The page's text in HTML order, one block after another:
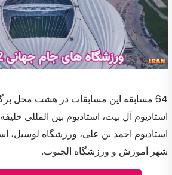
64 مسابقه این مسابقات در هشت محل
استادیوم آل بیت، استادیوم بین المللی
شهر آموزش و ورزشگاه الجنوب.